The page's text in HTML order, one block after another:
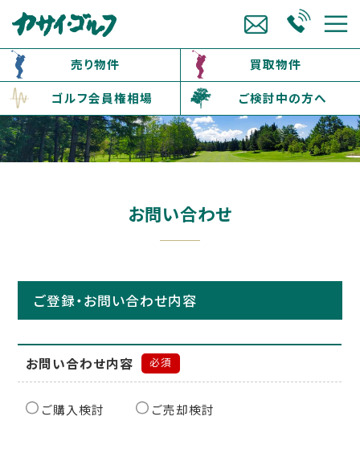
売り物件
買取物件
ゴルフ会員権相場
ご検討中の方へ
お問い合わせ
ご登録・お問い合わせ内容
お問い合わせ内容 必須
ご購入検討 ご売却検討